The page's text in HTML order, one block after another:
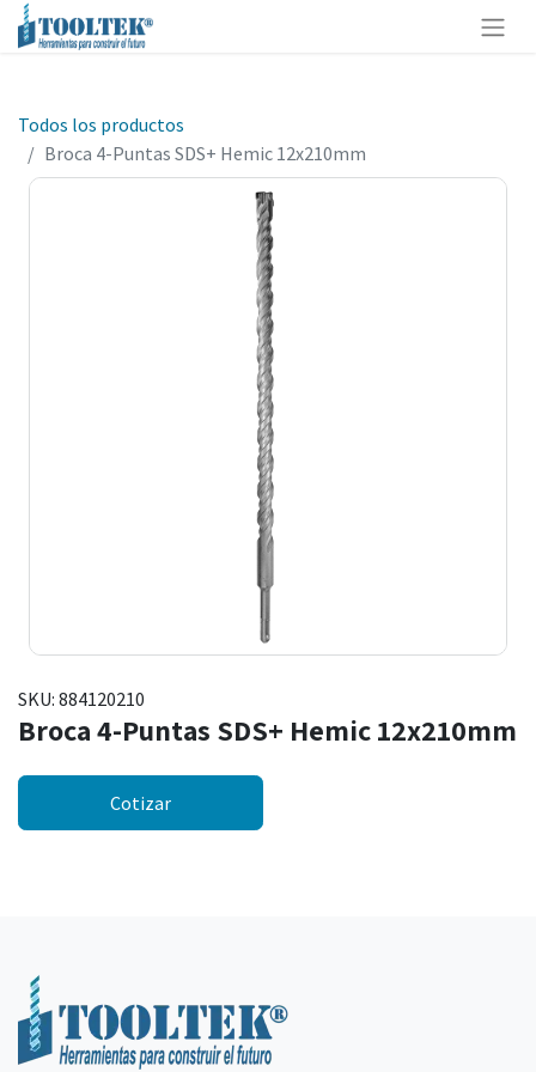
Todos los productos
Broca 4-Puntas SDS+ Hemic 12x210mm
SKU: 884120210
Broca 4-Puntas SDS+ Hemic 12x210mm
Cotizar